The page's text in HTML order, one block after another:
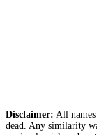
Disclaimer: All
dead. Any similarity